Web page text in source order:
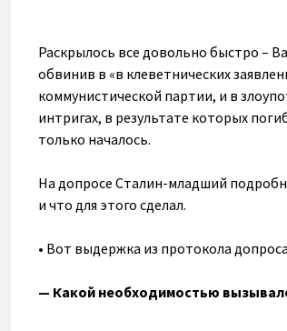
Раскрылось все довольно быстро –
обвинив в «в клеветнических
коммунистической партии, и в
интригах, в результате которых
только началось.
На допросе Сталин-младший
и что для этого сделал.
• Вот выдержка из протокола
— Какой необходимостью